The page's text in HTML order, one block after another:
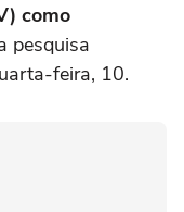
como
pesquisa
feira, 10.